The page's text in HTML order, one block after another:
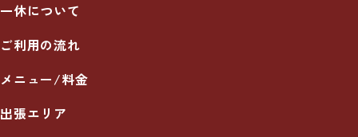
一休について
ご利用の流れ
メニュー/料金
出張エリア